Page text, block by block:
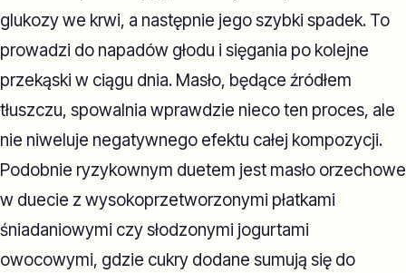
glukozy we krwi, a następnie jego szybki spadek. To
prowadzi do napadów głodu i sięgania po kolejne
przekąski w ciągu dnia. Masło, będące źródłem
tłuszczu, spowalnia wprawdzie nieco ten proces, ale
nie niweluje negatywnego efektu całej kompozycji.
Podobnie ryzykownym duetem jest masło orzechowe
w duecie z wysokoprzetworzonymi płatkami
śniadaniowymi czy słodzonymi jogurtami
owocowymi, gdzie cukry dodane sumują się do